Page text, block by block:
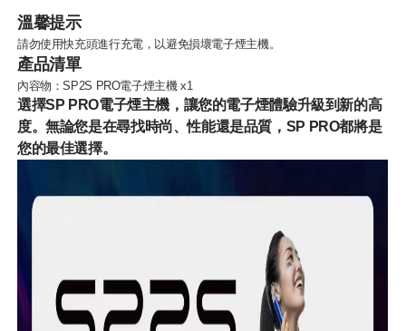
溫馨提示
請勿使用快充頭進行充電，以避免損壞電子煙主機。
產品清單
內容物：SP2S PRO電子煙主機 x1
選擇SP PRO電子煙主機，讓您的電子煙體驗升級到新的高
度。無論您是在尋找時尚、性能還是品質，SP PRO都將是
您的最佳選擇。